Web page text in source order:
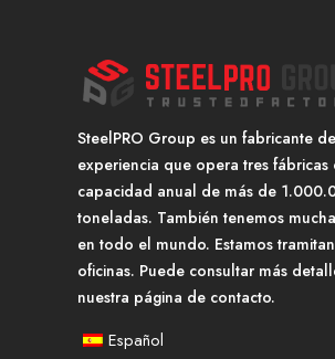
SteelPRO Group es un fabricante
experiencia que opera tres fábricas
capacidad anual de más de
toneladas. También tenemos
en todo el mundo. Estamos
oficinas. Puede consultar más
nuestra página de contacto.
Español